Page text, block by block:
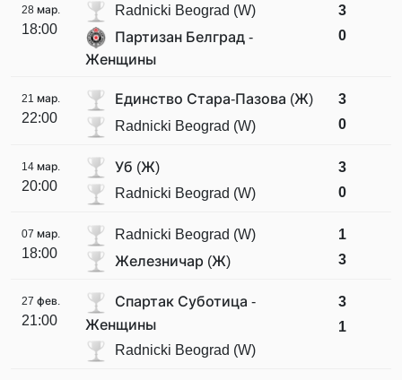
28 мар.
18:00
Radnicki Beograd (W)
Партизан Белград -
Женщины
3
0
21 мар.
22:00
Единство Стара-Пазова (Ж)
Radnicki Beograd (W)
3
0
14 мар.
20:00
Уб (Ж)
Radnicki Beograd (W)
3
0
07 мар.
18:00
Radnicki Beograd (W)
Железничар (Ж)
1
3
27 фев.
21:00
Спартак Суботица -
Женщины
Radnicki Beograd (W)
3
1